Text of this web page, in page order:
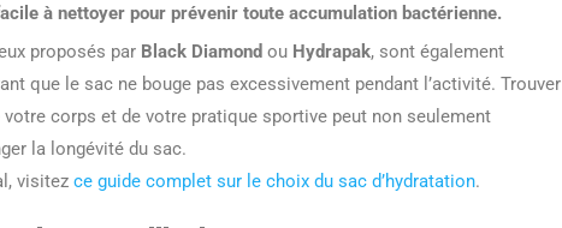
à nettoyer pour prévenir toute accumulation bactérienne.
proposés par Black Diamond ou Hydrapak, sont également
que le sac ne bouge pas excessivement pendant l’activité. Trouver
corps et de votre pratique sportive peut non seulement
la longévité du sac.
visitez ce guide complet sur le choix du sac d’hydratation.